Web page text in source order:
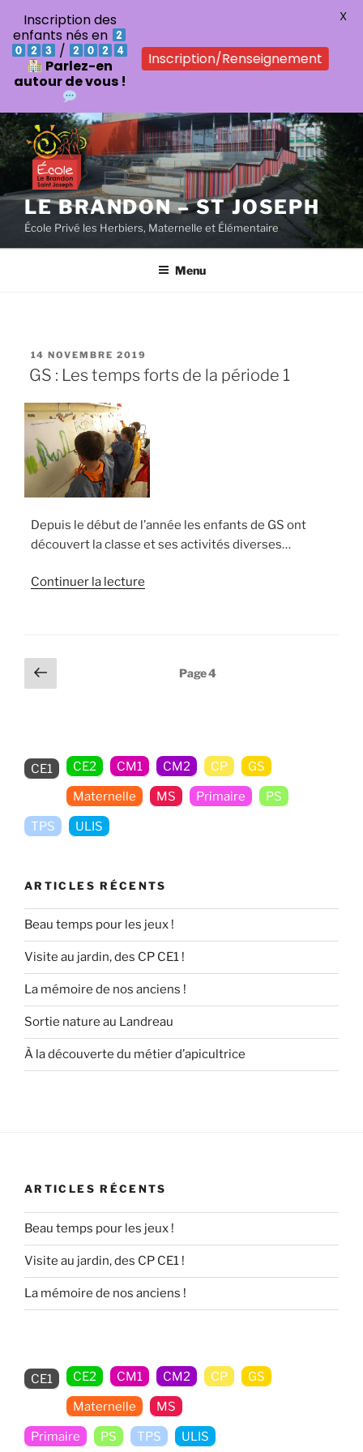
Aller
au
contenu
principal
LE BRANDON – ST JOSEPH
École Privé les Herbiers, Maternelle et Élémentaire
Menu
PUBLIÉ
LE
14 NOVEMBRE 2019
GS : Les temps forts de la période 1
Depuis le début de l’année les enfants de GS ont
découvert la classe et ses activités diverses…
Continuer la lecturede
1 »
Pagination
des
Page
précédente
Page4
CE1 CE2 CM1 CM2 CP GS
Maternelle MS Primaire PS
TPS ULIS
ARTICLES RÉCENTS
Beau temps pour les jeux !
Visite au jardin, des CP CE1 !
La mémoire de nos anciens !
Sortie nature au Landreau
À la découverte du métier d’apicultrice
ARTICLES RÉCENTS
Beau temps pour les jeux !
Visite au jardin, des CP CE1 !
La mémoire de nos anciens !
CE1 CE2 CM1 CM2 CP GS
Maternelle MS
Primaire PS TPS ULIS
Inscription des
enfants nés en
/
Parlez-en
autour de vous !
Inscription/Renseignement
X